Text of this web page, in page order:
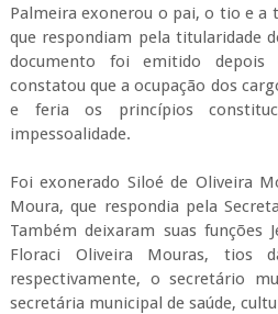
Palmeira exonerou o pai, o tio e a
que respondiam pela titularidade
documento foi emitido
constatou que a ocupação dos
e feria os princípios
impessoalidade.
Foi exonerado Siloé de Oliveira
Moura, que respondia pela
Também deixaram suas funções
Floraci Oliveira Mouras, tios
respectivamente, o secretário
secretária municipal de saúde,